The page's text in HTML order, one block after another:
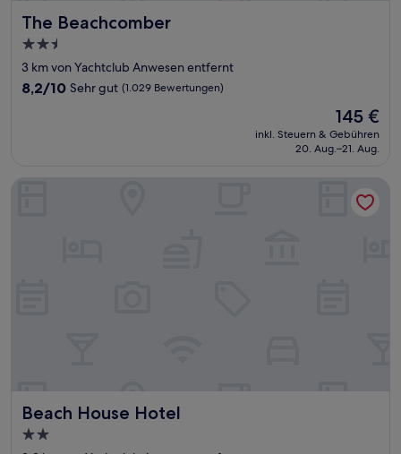
The Beachcomber
The Beachcomber
2.5-
Sterne-
Unterkunft
3 km von Yachtclub Anwesen entfernt
8.2
Bewertungen)
8,2/10 Sehr gut (1.029 Bewertungen)
Der
Preis
beträgt
145 €
inkl. Steuern & Gebühren
20. Aug.–21. Aug.
Beach House Hotel
Beach House Hotel
2.0-